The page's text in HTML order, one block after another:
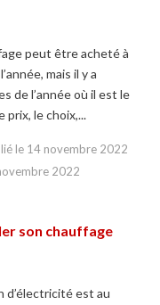
peut être acheté à
mais il y a
de l’année où il est le
prix, le choix,...
le 14 novembre 2022
2022
son chauffage
d’électricité est au